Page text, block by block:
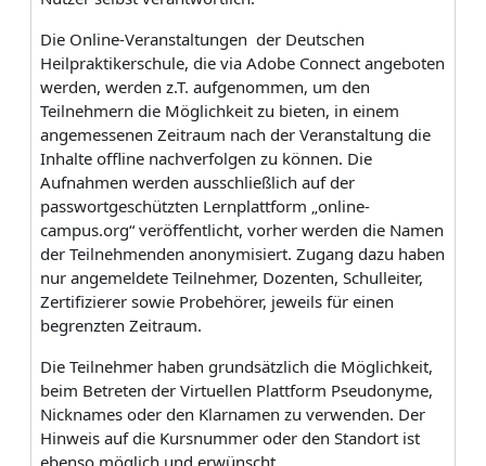
Die Online-Veranstaltungen der Deutschen
Heilpraktikerschule, die via Adobe Connect angeboten
werden, werden z.T. aufgenommen, um den
Teilnehmern die Möglichkeit zu bieten, in einem
angemessenen Zeitraum nach der Veranstaltung die
Inhalte offline nachverfolgen zu können. Die
Aufnahmen werden ausschließlich auf der
passwortgeschützten Lernplattform „online-
campus.org“ veröffentlicht, vorher werden die Namen
der Teilnehmenden anonymisiert. Zugang dazu haben
nur angemeldete Teilnehmer, Dozenten, Schulleiter,
Zertifizierer sowie Probehörer, jeweils für einen
begrenzten Zeitraum.
Die Teilnehmer haben grundsätzlich die Möglichkeit,
beim Betreten der Virtuellen Plattform Pseudonyme,
Nicknames oder den Klarnamen zu verwenden. Der
Hinweis auf die Kursnummer oder den Standort ist
ebenso möglich und erwünscht.